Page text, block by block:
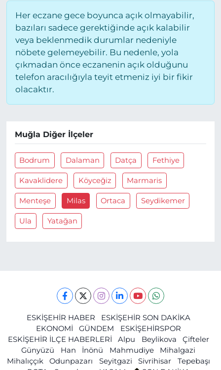
Her eczane gece boyunca açık olmayabilir,
bazıları sadece gerektiğinde açık kalabilir
veya beklenmedik durumlar nedeniyle
nöbete gelemeyebilir. Bu nedenle, yola
çıkmadan önce eczanenin açık olduğunu
telefon aracılığıyla teyit etmeniz iyi bir fikir
olacaktır.
Muğla Diğer İlçeler
Bodrum Dalaman Datça Fethiye
Kavaklidere Köyceğiz Marmaris
Menteşe Milas Ortaca Seydikemer
Ula Yatağan
ESKİŞEHİR HABER
ESKİŞEHİR SON DAKİKA
EKONOMİ
GÜNDEM
ESKİŞEHİRSPOR
ESKİŞEHİR İLÇE HABERLERİ
Alpu Beylikova
Çifteler
Günyüzü
Han İnönü Mahmudiye
Mihalgazi
Mihalıççık
Odunpazarı Seyitgazi Sivrihisar
Tepebaşı